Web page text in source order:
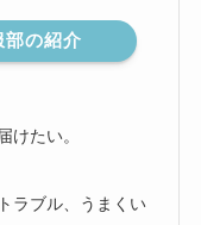
部の紹介
けたい。
ラブル、うまくい